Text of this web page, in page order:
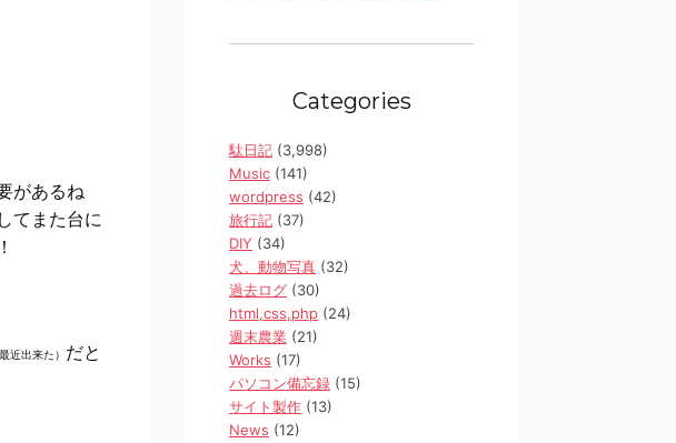
があるね
てまた台に
最近出来た） だと
Categories
駄日記 (3,998)
Music (141)
wordpress (42)
旅行記 (37)
DIY (34)
犬、動物写真 (32)
過去ログ (30)
html,css,php (24)
週末農業 (21)
Works (17)
パソコン備忘録 (15)
サイト製作 (13)
News (12)